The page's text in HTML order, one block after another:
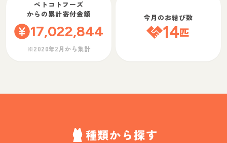
ペトコトフーズ
からの累計寄付金額
17,022,844
※2020年2月から集計
今月のお結び数
14匹
種類から探す